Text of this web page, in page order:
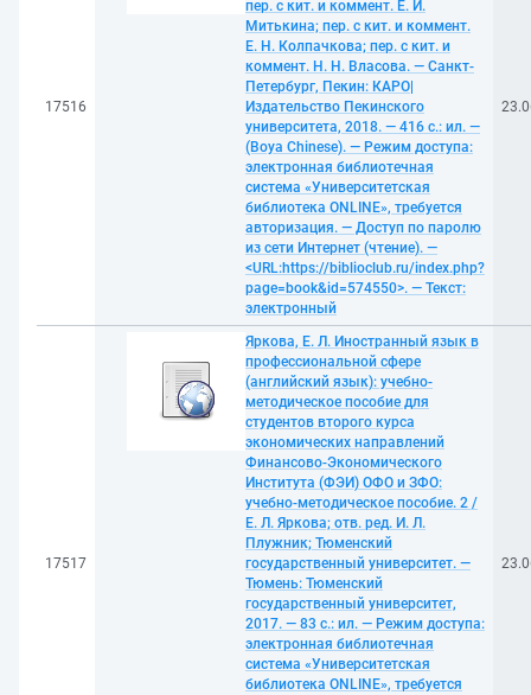
17516
пер. с кит. и коммент. Е. И.
Митькина; пер. с кит. и коммент.
Е. Н. Колпачкова; пер. с кит. и
коммент. Н. Н. Власова. — Санкт-
Петербург, Пекин: КАРО|
Издательство Пекинского
университета, 2018. — 416 с.: ил. —
(Boya Chinese). — Режим доступа:
электронная библиотечная
система «Университетская
библиотека ONLINE», требуется
авторизация. — Доступ по паролю
из сети Интернет (чтение). —
<URL:https://biblioclub.ru/index.php?
page=book&id=574550>. — Текст:
электронный
17517
Яркова, Е. Л. Иностранный язык в
профессиональной сфере
(английский язык): учебно-
методическое пособие для
студентов второго курса
экономических направлений
Финансово-Экономического
Института (ФЭИ) ОФО и ЗФО:
учебно-методическое пособие. 2 /
Е. Л. Яркова; отв. ред. И. Л.
Плужник; Тюменский
государственный университет. —
Тюмень: Тюменский
государственный университет,
2017. — 83 с.: ил. — Режим доступа:
электронная библиотечная
система «Университетская
библиотека ONLINE», требуется